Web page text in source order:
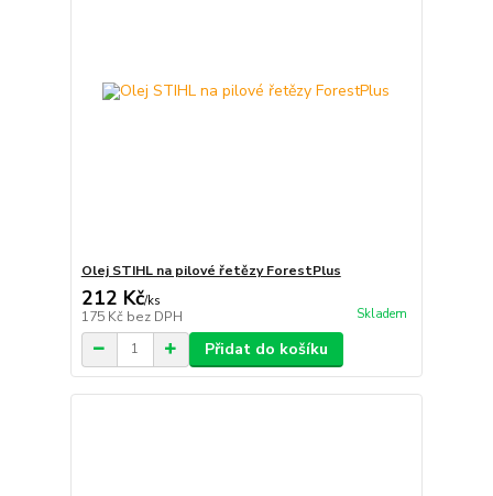
Olej STIHL na pilové řetězy ForestPlus
212 Kč/ks
175 Kč bez DPH Skladem
Přidat do košíku